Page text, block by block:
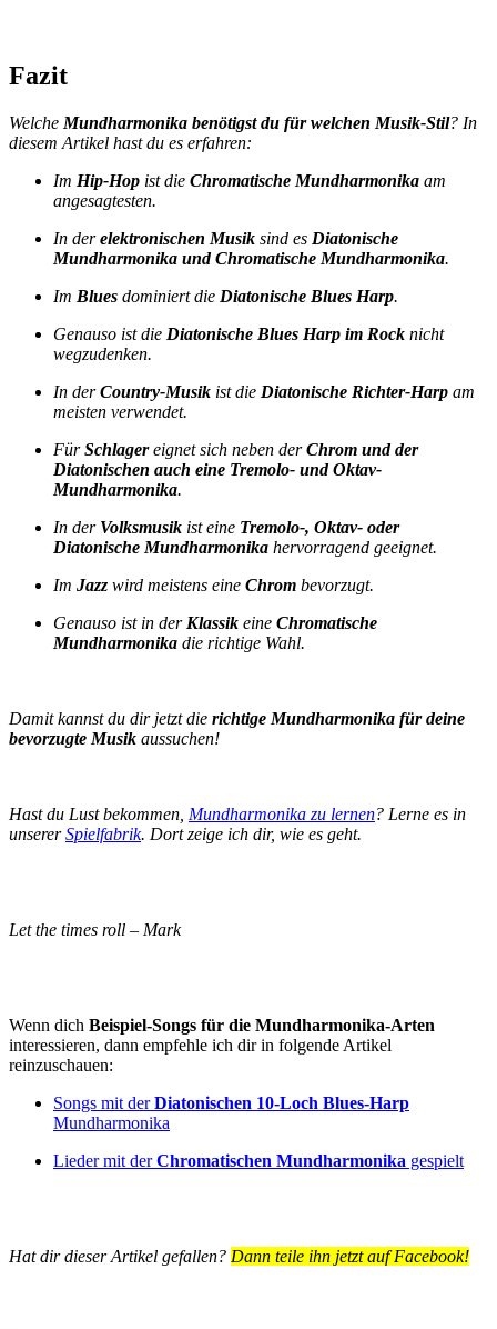
Fazit
Welche Mundharmonika benötigst du für welchen Musik-Stil? In
diesem Artikel hast du es erfahren:
Im Hip-Hop ist die Chromatische Mundharmonika am
angesagtesten.
In derelektronischen Musik sind es Diatonische
Mundharmonika und Chromatische Mundharmonika.
Im Blues dominiert die Diatonische Blues Harp.
Genauso ist die Diatonische Blues Harp im Rock nicht
wegzudenken.
In derCountry-Musik ist die Diatonische Richter-Harp am
meisten verwendet.
FürSchlagereignet sich neben derChrom und der
Diatonischen auch eine Tremolo- und Oktav-
Mundharmonika.
In der Volksmusik ist eine Tremolo-, Oktav- oder
Diatonische Mundharmonika hervorragend geeignet.
Im Jazz wird meistens eine Chrom bevorzugt.
Genauso ist in der Klassik eine Chromatische
Mundharmonika die richtige Wahl.
Damit kannst du dir jetzt die richtige Mundharmonika für deine
bevorzugte Musik aussuchen!
Hast du Lust bekommen, Mundharmonika zu lernen? Lerne es in
unsererSpielfabrik. Dort zeige ich dir, wie es geht.
Let the times roll – Mark
Wenn dich Beispiel-Songs für die Mundharmonika-Arten
interessieren, dann empfehle ich dir in folgende Artikel
reinzuschauen:
Songs mit derDiatonischen 10-Loch Blues-Harp
Mundharmonika
Lieder mit derChromatischen Mundharmonika gespielt
Hat dir dieser Artikel gefallen? Dann teile ihn jetzt auf Facebook!